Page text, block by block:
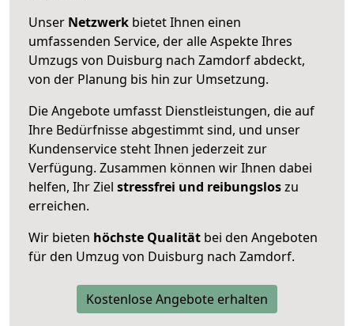
Unser Netzwerk bietet Ihnen einen
umfassenden Service, der alle Aspekte Ihres
Umzugs von Duisburg nach Zamdorf abdeckt,
von der Planung bis hin zur Umsetzung.
Die Angebote umfasst Dienstleistungen, die auf
Ihre Bedürfnisse abgestimmt sind, und unser
Kundenservice steht Ihnen jederzeit zur
Verfügung. Zusammen können wir Ihnen dabei
helfen, Ihr Ziel stressfrei und reibungsloszu
erreichen.
Wir bieten höchste Qualität bei den Angeboten
für den Umzug von Duisburg nach Zamdorf.
Kostenlose Angebote erhalten